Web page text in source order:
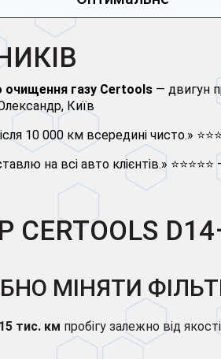
очищення газу Certools — двигун
Олександр, Київ
10 000 км всередині чисто.»
на всі авто клієнтів.»
МІНЯТИ
тис. км пробігу залежно від якості